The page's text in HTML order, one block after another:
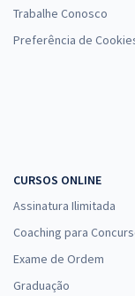
Trabalhe Conosco
Preferência de
CURSOS ONLINE
Assinatura Ilimitada
Coaching para
Exame de Ordem
Graduação